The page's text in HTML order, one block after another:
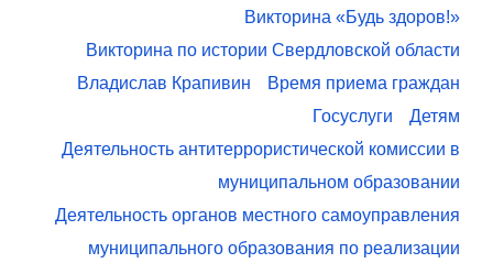
Викторина «Будь здоров!»
Викторина по истории Свердловской области
Владислав Крапивин
Время приема граждан
Госуслуги
Детям
Деятельность антитеррористической комиссии в
муниципальном образовании
Деятельность органов местного самоуправления
муниципального образования по реализации